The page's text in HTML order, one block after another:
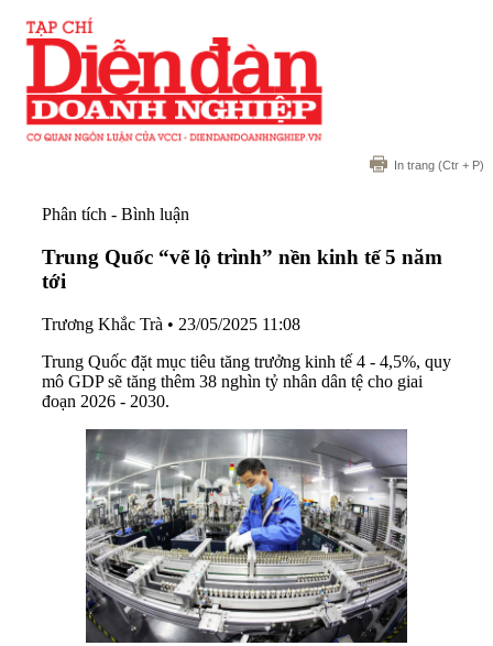
In trang (Ctr + P)
Phân tích - Bình luận
Trung Quốc “vẽ lộ trình” nền kinh tế 5 năm
tới
Trương Khắc Trà • 23/05/2025 11:08
Trung Quốc đặt mục tiêu tăng trưởng kinh tế 4 - 4,5%, quy
mô GDP sẽ tăng thêm 38 nghìn tỷ nhân dân tệ cho giai
đoạn 2026 - 2030.